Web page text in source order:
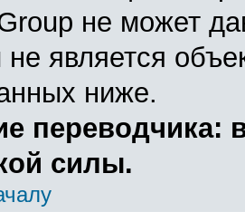
не может
не является
ниже.
переводчика:
силы.